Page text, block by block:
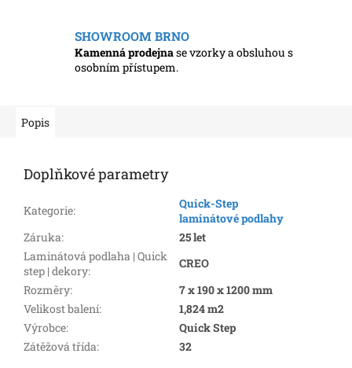
SHOWROOM BRNO
Kamenná prodejnase vzorky a obsluhou s
osobním přístupem.
Popis
Doplňkové parametry
Kategorie:
Quick-Step
laminátové podlahy
Záruka:
25 let
Laminátová podlaha | Quick
step | dekory:
CREO
Rozměry:
7 x 190 x 1200 mm
Velikost balení:
1,824 m2
Výrobce:
Quick Step
Zátěžová třída: 32